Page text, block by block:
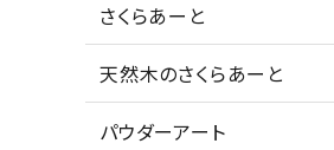
さくらあーと
天然木のさくらあーと
パウダーアート